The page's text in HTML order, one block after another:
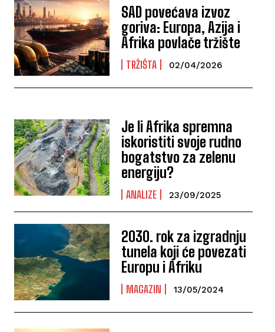
SAD povećava izvoz
goriva: Europa, Azija i
Afrika povlače tržište
TRŽIŠTA 02/04/2026
Je li Afrika spremna
iskoristiti svoje rudno
bogatstvo za zelenu
energiju?
ANALIZE 23/09/2025
2030. rok za izgradnju
tunela koji će povezati
Europu i Afriku
MAGAZIN 13/05/2024